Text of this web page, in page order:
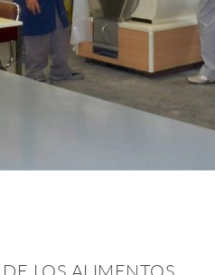
LOS ALIMENTOS